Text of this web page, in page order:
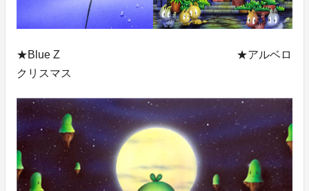
★Blue Z ★アルベロ
クリスマス